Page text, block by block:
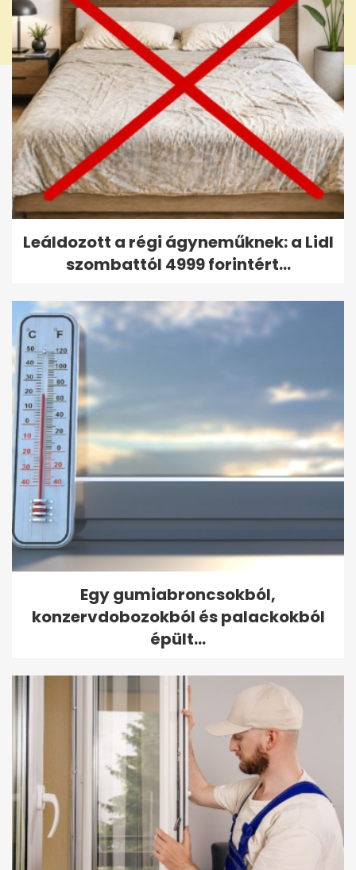
Leáldozott a régi ágyneműknek: a Lidl
szombattól 4999 forintért...
Egy gumiabroncsokból,
konzervdobozokból és palackokból
épült...